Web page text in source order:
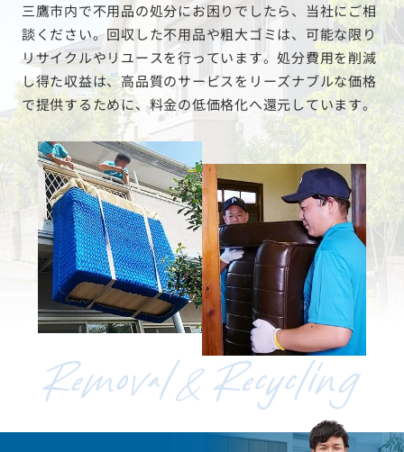
三鷹市内で不用品の処分にお困りでしたら、当社にご相
談ください。回収した不用品や粗大ゴミは、可能な限り
リサイクルやリユースを行っています。処分費用を削減
し得た収益は、高品質のサービスをリーズナブルな価格
で提供するために、料金の低価格化へ還元しています。